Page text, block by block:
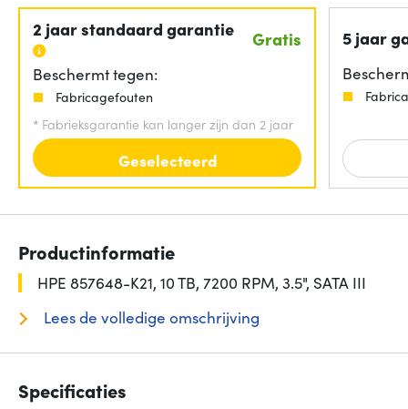
2 jaar standaard garantie Gratis
Beschermt tegen:
Fabricagefouten
* Fabrieksgarantie kan langer zijn dan 2 jaar
Geselecteerd
5 jaar
Productinformatie
HPE 857648-K21, 10 TB, 7200 RPM, 3.5", SATA III
Lees de volledige omschrijving
Specificaties